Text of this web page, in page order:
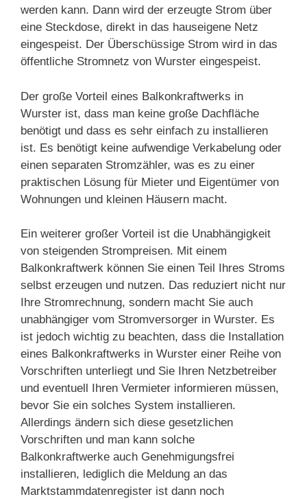
werden kann. Dann wird der erzeugte Strom über
eine Steckdose, direkt in das hauseigene Netz
eingespeist. Der Überschüssige Strom wird in das
öffentliche Stromnetz von Wurster eingespeist.
Der große Vorteil eines Balkonkraftwerks in
Wurster ist, dass man keine große Dachfläche
benötigt und dass es sehr einfach zu installieren
ist. Es benötigt keine aufwendige Verkabelung oder
einen separaten Stromzähler, was es zu einer
praktischen Lösung für Mieter und Eigentümer von
Wohnungen und kleinen Häusern macht.
Ein weiterer großer Vorteil ist die Unabhängigkeit
von steigenden Strompreisen. Mit einem
Balkonkraftwerk können Sie einen Teil Ihres Stroms
selbst erzeugen und nutzen. Das reduziert nicht nur
Ihre Stromrechnung, sondern macht Sie auch
unabhängiger vom Stromversorger in Wurster. Es
ist jedoch wichtig zu beachten, dass die Installation
eines Balkonkraftwerks in Wurster einer Reihe von
Vorschriften unterliegt und Sie Ihren Netzbetreiber
und eventuell Ihren Vermieter informieren müssen,
bevor Sie ein solches System installieren.
Allerdings ändern sich diese gesetzlichen
Vorschriften und man kann solche
Balkonkraftwerke auch Genehmigungsfrei
installieren, lediglich die Meldung an das
Marktstammdatenregister ist dann noch